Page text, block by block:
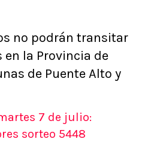
no podrán transitar
la Provincia de
de Puente Alto y
7 de julio:
sorteo 5448